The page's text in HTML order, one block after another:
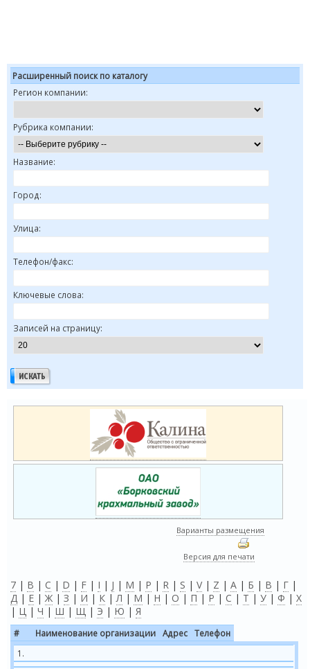
Расширенный поиск по каталогу
Регион компании:
Рубрика компании:
Название:
Город:
Улица:
Телефон/факс:
Ключевые слова:
Записей на страницу:
Варианты размещения
Версия для печати
7 | B | C | D | F | I | J | M | P | R | S | V| Z | А | Б | В | Г |
Д | Е | Ж | З | И | К |Л | М | Н | О | П | Р | С | Т | У | Ф | Х
| Ц | Ч | Ш | Щ | Э | Ю | Я
# Наименование организации Адрес
Телефон
1.